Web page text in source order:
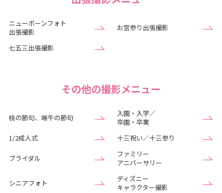
ニューボーンフォト
出張撮影
お宮参り出張撮影
七五三出張撮影
その他の撮影メニュー
桃の節句、端午の節句
入園・入学／
卒園・卒業
1/2成人式
十三祝い／十三参り
ブライダル
ファミリー
アニバーサリー
シニアフォト
ディズニー
キャラクター撮影